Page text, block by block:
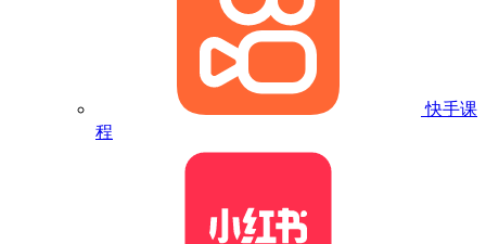
快手课
程